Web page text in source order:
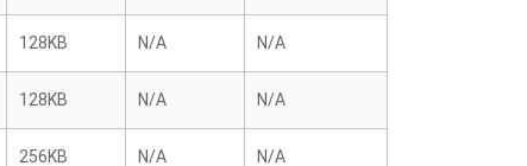
128KB N/A N/A
128KB N/A N/A
256KB N/A N/A